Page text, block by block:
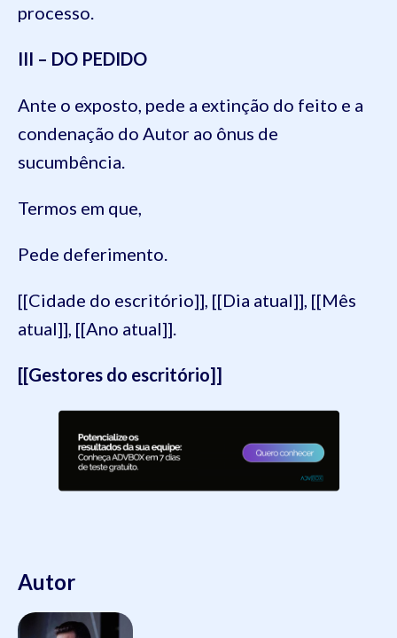
processo.
III – DO PEDIDO
Ante o exposto, pede a extinção do feito e a
condenação do Autor ao ônus de
sucumbência.
Termos em que,
Pede deferimento.
[[Cidade do escritório]], [[Dia atual]], [[Mês
atual]], [[Ano atual]].
[[Gestores do escritório]]
Autor